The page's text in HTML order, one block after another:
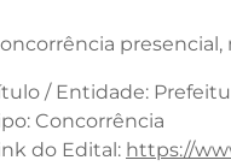
/ Entidade:
Concorrência
do Edital: https://